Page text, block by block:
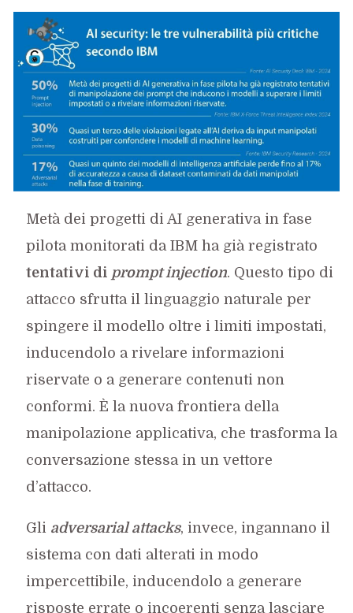
Metà dei progetti di AI generativa in fase
pilota monitorati da IBM ha già registrato
tentativi di prompt injection. Questo tipo di
attacco sfrutta il linguaggio naturale per
spingere il modello oltre i limiti impostati,
inducendolo a rivelare informazioni
riservate o a generare contenuti non
conformi. È la nuova frontiera della
manipolazione applicativa, che trasforma la
conversazione stessa in un vettore
d’attacco.
Gli adversarial attacks, invece, ingannano il
sistema con dati alterati in modo
impercettibile, inducendolo a generare
risposte errate o incoerenti senza lasciare